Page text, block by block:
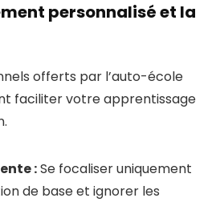
personnalisé et la
offerts par l’auto-école
faciliter votre apprentissage
:Se focaliser uniquement
de base et ignorer les